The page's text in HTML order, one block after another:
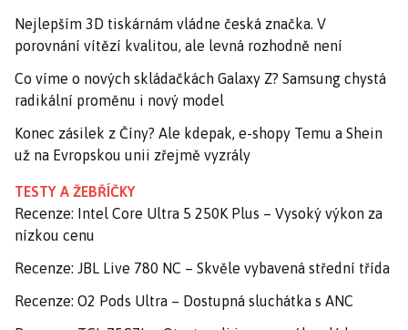
Nejlepším 3D tiskárnám vládne česká značka. V
porovnání vítězí kvalitou, ale levná rozhodně není
Co víme o nových skládačkách Galaxy Z? Samsung chystá
radikální proměnu i nový model
Konec zásilek z Číny? Ale kdepak, e-shopy Temu a Shein
už na Evropskou unii zřejmě vyzrály
TESTY A ŽEBŘÍČKY
Recenze: Intel Core Ultra 5 250K Plus – Vysoký výkon za
nízkou cenu
Recenze: JBL Live 780 NC – Skvěle vybavená střední třída
Recenze: O2 Pods Ultra – Dostupná sluchátka s ANC